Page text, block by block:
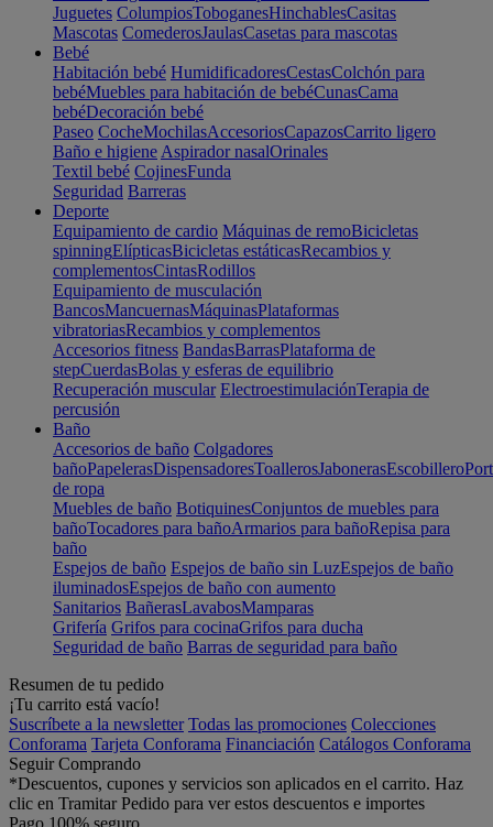
Juguetes ColumpiosToboganesHinchablesCasitas
Mascotas ComederosJaulasCasetas para mascotas
Bebé
Habitación bebé HumidificadoresCestasColchón para
bebéMuebles para habitación de bebéCunasCama
bebéDecoración bebé
Paseo CocheMochilasAccesoriosCapazosCarrito ligero
Baño e higiene Aspirador nasalOrinales
Textil bebé CojinesFunda
Seguridad Barreras
Deporte
Equipamiento de cardio Máquinas de remoBicicletas
spinningElípticasBicicletas estáticasRecambios y
complementosCintasRodillos
Equipamiento de musculación
BancosMancuernasMáquinasPlataformas
vibratoriasRecambios y complementos
Accesorios fitness BandasBarrasPlataforma de
stepCuerdasBolas y esferas de equilibrio
Recuperación muscular ElectroestimulaciónTerapia de
percusión
Baño
Accesorios de baño Colgadores
bañoPapelerasDispensadoresToallerosJabonerasEscobillero
de ropa
Muebles de baño BotiquinesConjuntos de muebles para
bañoTocadores para bañoArmarios para bañoRepisa para
baño
Espejos de baño Espejos de baño sin LuzEspejos de baño
iluminadosEspejos de baño con aumento
Sanitarios BañerasLavabosMamparas
Grifería Grifos para cocinaGrifos para ducha
Seguridad de baño Barras de seguridad para baño
Resumen de tu pedido
¡Tu carrito está vacío!
Suscríbete a la newsletter Todas las promociones Colecciones
Conforama Tarjeta Conforama Financiación Catálogos Conforama
Seguir Comprando
*Descuentos, cupones y servicios son aplicados en el carrito. Haz
clic en Tramitar Pedido para ver estos descuentos e importes
Pago 100% seguro